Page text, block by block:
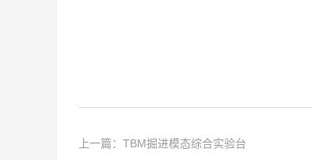
上一篇： TBM掘进模态综合实验台